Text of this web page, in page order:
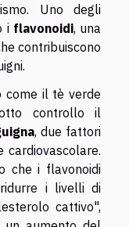
Uno degli
i flavonoidi, una
contribuiscono
come il tè verde
controllo il
, due fattori
che i flavonoidi
i livelli di
cattivo",